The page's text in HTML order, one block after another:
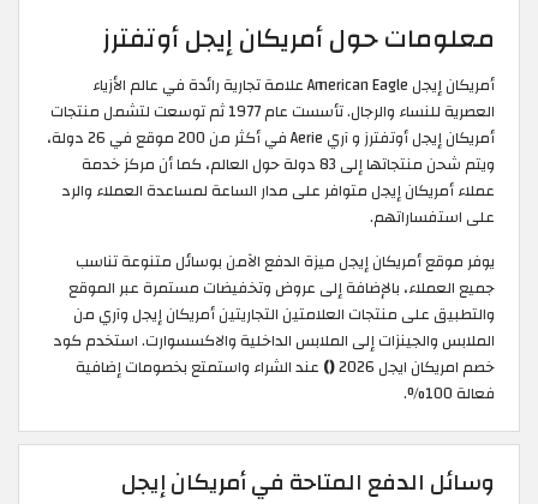
معلومات حول أمريكان إيجل أوتفترز
أمريكان إيجل American Eagle علامة تجارية رائدة في عالم الأزياء
العصرية للنساء والرجال. تأسست عام 1977 ثم توسعت لتشمل منتجات
أمريكان إيجل أوتفترز و آري Aerie في أكثر من 200 موقع في 26 دولة،
ويتم شحن منتجاتها إلى 83 دولة حول العالم، كما أن مركز خدمة
عملاء أمريكان إيجل متوافر على مدار الساعة لمساعدة العملاء والرد
على استفساراتهم.
يوفر موقع أمريكان إيجل ميزة الدفع الآمن بوسائل متنوعة تناسب
جميع العملاء، بالإضافة إلى عروض وتخفيضات مستمرة عبر الموقع
والتطبيق على منتجات العلامتين التجاريتين أمريكان إيجل وآري من
الملابس والجينزات إلى الملابس الداخلية والاكسسوارت. استخدم كود
خصم امريكان ايجل 2026
() عند الشراء واستمتع بخصومات إضافية
فعالة 100%.
وسائل الدفع المتاحة في أمريكان إيجل